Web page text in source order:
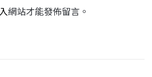
網站才能發佈留言。